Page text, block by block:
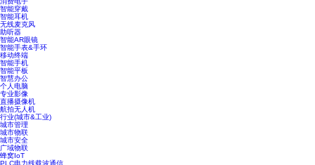
智能穿戴
智能耳机
无线麦克风
助听器
智能AR眼镜
智能手表&手环
移动终端
智能手机
智能平板
智慧办公
个人电脑
专业影像
直播摄像机
航拍无人机
行业(城市&工业)
城市管理
城市物联
城市安全
广域物联
蜂窝IoT
PLC电力线载波通信